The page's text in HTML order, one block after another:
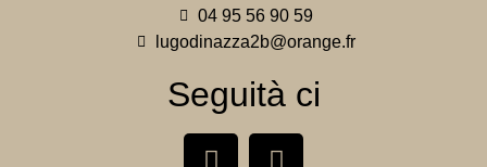
04 95 56 90 59
lugodinazza2b@orange.fr
Seguità ci